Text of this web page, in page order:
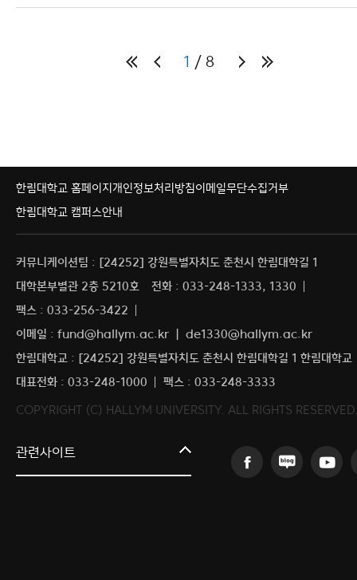
1 8
한림대학교 홈페이지개인정보처리방침이메일무단수집거부
한림대학교 캠퍼스안내
커뮤니케이션팀 : [24252] 강원특별자치도 춘천시 한림대학길 1
대학본부별관 2층 5210호
전화 : 033-248-1333, 1330
팩스 : 033-256-3422
이메일 : fund@hallym.ac.kr ｜ de1330@hallym.ac.kr
한림대학교 : [24252] 강원특별자치도 춘천시 한림대학길 1 한림대학교
대표전화 : 033-248-1000
팩스 : 033-248-3333
COPYRIGHT (C) HALLYM UNIVERSITY. ALL RIGHTS
관련사이트
한림대학교 홍보포털